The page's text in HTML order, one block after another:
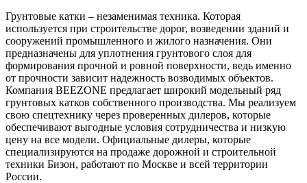
Грунтовые катки – незаменимая техника. Которая
используется при строительстве дорог, возведении зданий и
сооружений промышленного и жилого назначения. Они
предназначены для уплотнения грунтового слоя для
формирования прочной и ровной поверхности, ведь именно
от прочности зависит надежность возводимых объектов.
Компания BEEZONE предлагает широкий модельный ряд
грунтовых катков собственного производства. Мы реализуем
свою спецтехнику через проверенных дилеров, которые
обеспечивают выгодные условия сотрудничества и низкую
цену на все модели. Официальные дилеры, которые
специализируются на продаже дорожной и строительной
техники Бизон, работают по Москве и всей территории
России.